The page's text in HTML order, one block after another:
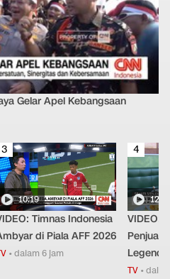
Gelar Apel Kebangsaan
3
10:19
Timnas Indonesia
di Piala AFF 2026
•dalam 6 jam
4
VIDEO:
Penjual
TV •